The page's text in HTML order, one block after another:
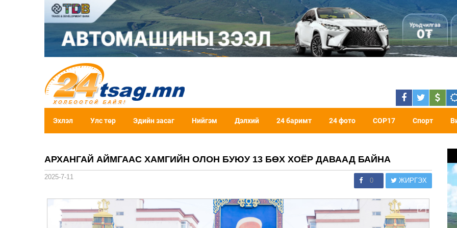
Эхлэл Улс төр Эдийн засаг Нийгэм Дэлхий 24 баримт 24 фото COP17 Спорт
​​​​​​​АРХАНГАЙ АЙМГААС ХАМГИЙН ОЛОН БУЮУ 13 БӨХ ХОЁР ДАВААД БАЙНА
2025-7-11 0 ЖИРГЭХ